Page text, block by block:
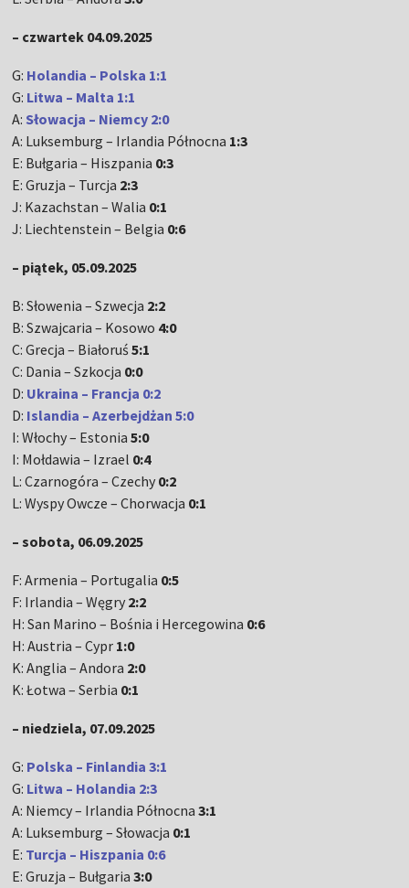
– czwartek 04.09.2025
G: Holandia – Polska 1:1
G: Litwa – Malta 1:1
A: Słowacja – Niemcy 2:0
A: Luksemburg – Irlandia Północna 1:3
E: Bułgaria – Hiszpania 0:3
E: Gruzja – Turcja 2:3
J: Kazachstan – Walia 0:1
J: Liechtenstein – Belgia 0:6
– piątek, 05.09.2025
B: Słowenia – Szwecja 2:2
B: Szwajcaria – Kosowo 4:0
C: Grecja – Białoruś 5:1
C: Dania – Szkocja 0:0
D: Ukraina – Francja 0:2
D: Islandia – Azerbejdżan 5:0
I: Włochy – Estonia5:0
I: Mołdawia – Izrael 0:4
L: Czarnogóra – Czechy 0:2
L: Wyspy Owcze – Chorwacja 0:1
– sobota, 06.09.2025
F: Armenia – Portugalia 0:5
F: Irlandia – Węgry 2:2
H: San Marino – Bośnia i Hercegowina 0:6
H: Austria – Cypr 1:0
K: Anglia – Andora 2:0
K: Łotwa – Serbia 0:1
– niedziela, 07.09.2025
G: Polska – Finlandia 3:1
G: Litwa – Holandia 2:3
A: Niemcy – Irlandia Północna3:1
A: Luksemburg – Słowacja 0:1
E: Turcja – Hiszpania 0:6
E: Gruzja – Bułgaria 3:0